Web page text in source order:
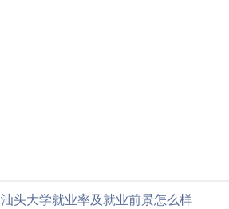
汕头大学就业率及就业前景怎么样